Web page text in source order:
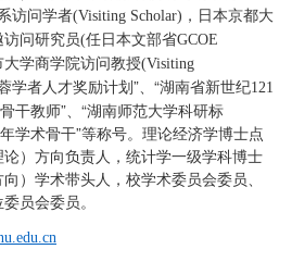
访问学者(Visiting Scholar) ，日本京都大
访问研究员(任日本文部省GCOE
大学商学院访问教授(Visiting
学者人才奖励计划”、“湖南省新世纪121
干教师”、“湖南师范大学科研标
学术骨干”等称号。理论经济学博士点
论）方向负责人，统计学一级学科博士
）学术带头人，校学术委员会委员、
员会委员。